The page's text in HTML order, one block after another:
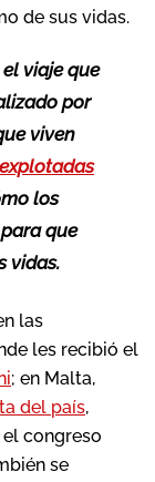
de sus vidas.
viaje que
por
viven
explotadas
los
que
vidas.
las
les recibió el
; en Malta,
del país,
congreso
se